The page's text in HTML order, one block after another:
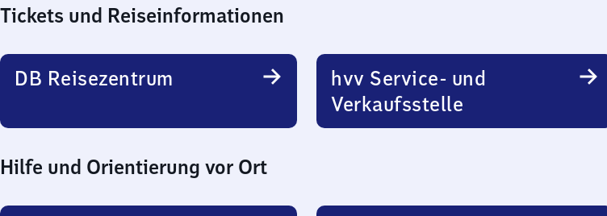
Tickets und Reiseinformationen
DB Reisezentrum
hvv Service- und
Verkaufsstelle
Hilfe und Orientierung vor Ort